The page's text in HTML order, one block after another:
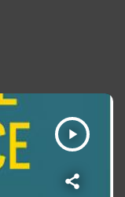
play_arrow